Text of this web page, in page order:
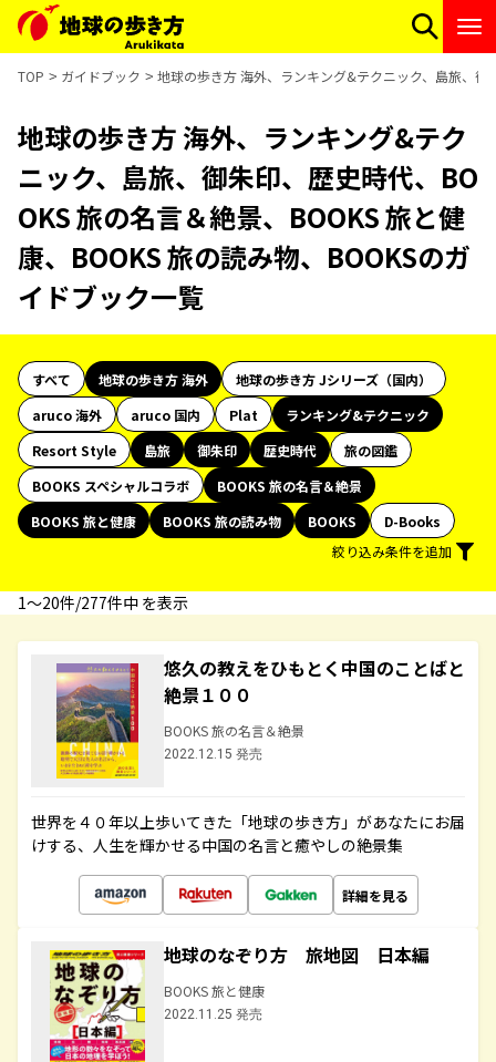
TOP ガイドブック 地球の歩き方 海外、ランキング&テクニック、島旅、御
地球の歩き方 海外、ランキング&テク
ニック、島旅、御朱印、歴史時代、BO
OKS 旅の名言＆絶景、BOOKS 旅と健
康、BOOKS 旅の読み物、BOOKSのガ
イドブック一覧
すべて 地球の歩き方 海外
地球の歩き方 Jシリーズ（国内）
aruco 海外
aruco 国内 Plat
ランキング&テクニック
Resort Style
島旅 御朱印 歴史時代
旅の図鑑
BOOKS スペシャルコラボ
BOOKS 旅の名言＆絶景
BOOKS 旅と健康
BOOKS 旅の読み物 BOOKS
D-Books
絞り込み条件を追加
1〜20件/277件中 を表示
悠久の教えをひもとく中国のことばと
絶景１００
BOOKS 旅の名言＆絶景
2022.12.15 発売
世界を４０年以上歩いてきた「地球の歩き方」があなたにお届
けする、人生を輝かせる中国の名言と癒やしの絶景集
詳細を見る
地球のなぞり方 旅地図 日本編
BOOKS 旅と健康
2022.11.25 発売